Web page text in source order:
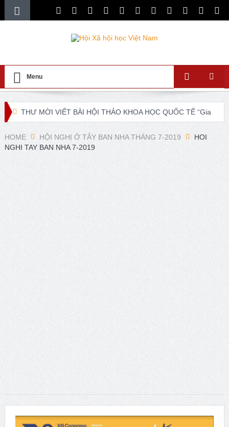
Menu
THƯ MỜI VIẾT BÀI HỘI THẢO KHOA HỌC QUỐC TẾ “Gia
đình Châu Á trong bối cảnh hội nhập quốc tế và chuyển đổi
số”
XXI ISA World Congress of Sociology Global Sociology in
Turbulent Times July 4 – 10, 2027
Lễ ra mắt Chi hội xã hội học giáo dục và Tọa đàm khoa
học “Các vấn đề nổi bật trong nghiên cứu về xã hội học giáo
dục”.
Young People’s (Self-)Positioning in the World:
Subjectivities, Discourses, and Inequalities
Presidential Corner – Geoffrey Pleyers ISA President 2023-
2027
ISA World Congress of Sociology – Request for Proposals
for hosting the XXII ISA World Congress of Sociology in 2031
Hội thảo về FRANÇOIS HOUTART nhân kỷ niệm 100 năm
ngày sinh của ông
Phát huy vai trò khoa học xã hội trong kỷ nguyên mới của
HOME HỘI NGHỊ Ở TÂY BAN NHA THÁNG 7-2019
HOI
NGHI TAY BAN NHA 7-2019